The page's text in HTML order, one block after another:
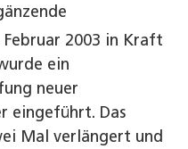
Februar 2003 in Kraft
ein
neuer
eingeführt. Das
Mal verlängert und